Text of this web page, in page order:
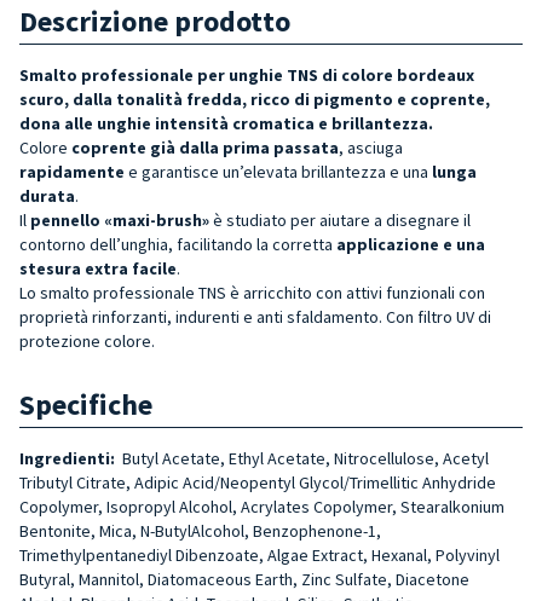
Descrizione prodotto
Smalto professionale per unghie TNS di colore bordeaux
scuro, dalla tonalità fredda, ricco di pigmento e coprente,
dona alle unghie intensità cromatica e brillantezza.
Colore coprente già dalla prima passata, asciuga
rapidamente e garantisce un’elevata brillantezza e una lunga
durata.
Il pennello «maxi-brush»è studiato per aiutare a disegnare il
contorno dell’unghia, facilitando la corretta applicazione e una
stesura extra facile.
Lo smalto professionale TNS è arricchito con attivi funzionali con
proprietà rinforzanti, indurenti e anti sfaldamento. Con filtro UV di
protezione colore.
Specifiche
Ingredienti: Butyl Acetate, Ethyl Acetate, Nitrocellulose, Acetyl
Tributyl Citrate, Adipic Acid/Neopentyl Glycol/Trimellitic Anhydride
Copolymer, Isopropyl Alcohol, Acrylates Copolymer, Stearalkonium
Bentonite, Mica, N-ButylAlcohol, Benzophenone-1,
Trimethylpentanediyl Dibenzoate, Algae Extract, Hexanal, Polyvinyl
Butyral, Mannitol, Diatomaceous Earth, Zinc Sulfate, Diacetone